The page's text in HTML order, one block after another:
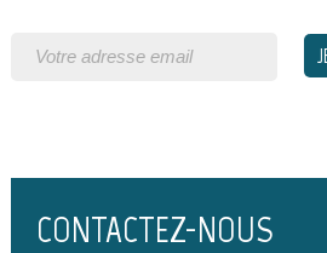
CONTACTEZ-NOUS